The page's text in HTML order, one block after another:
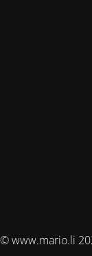
© www.mario.li